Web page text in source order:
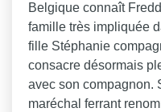
Belgique connaît
famille très impliquée
fille Stéphanie
consacre désormais
avec son compagnon.
maréchal ferrant